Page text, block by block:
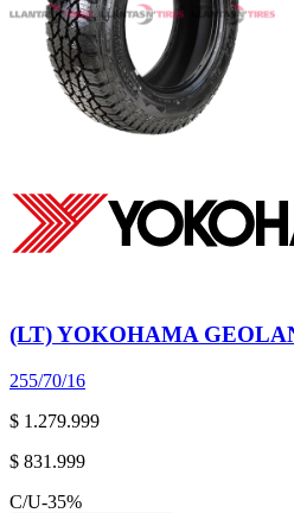
(LT) YOKOHAMA
255/70/16
$ 1.279.999
$ 831.999
C/U-35%